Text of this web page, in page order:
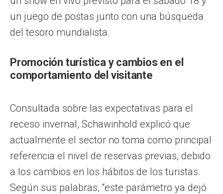
un juego de postas junto con una búsqueda
del tesoro mundialista.
Promoción turística y cambios en el
comportamiento del visitante
Consultada sobre las expectativas para el
receso invernal, Schawinhold explicó que
actualmente el sector no toma como principal
referencia el nivel de reservas previas, debido
a los cambios en los hábitos de los turistas.
Según sus palabras, “este parámetro ya dejó